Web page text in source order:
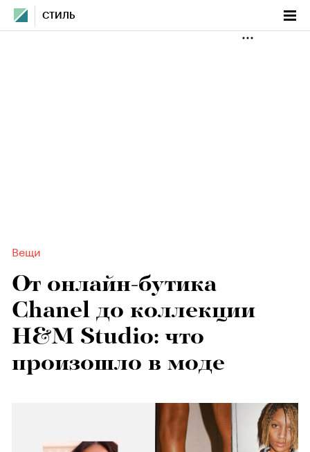
СТИЛЬ
Вещи
От онлайн-бутика
Chanel до коллекции
H&M Studio: что
произошло в моде